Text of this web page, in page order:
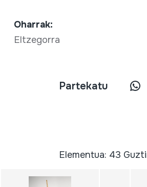
Oharrak:
Eltzegorra
Partekatu
Elementua: 43